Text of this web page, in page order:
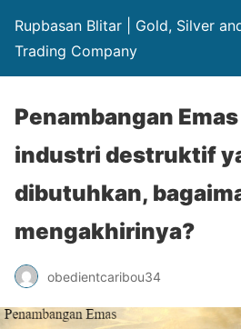
Rupbasan Blitar | Gold, Silver
Trading Company
Penambangan
industri destruktif
dibutuhkan,
mengakhirinya?
obedientcaribou34